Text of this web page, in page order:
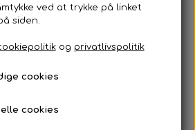
ved at trykke på linket
siden.
og privatlivspolitik
cookies
cookies